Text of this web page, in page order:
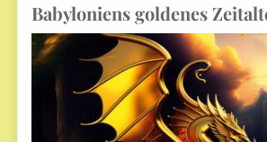
Babyloniens goldenes